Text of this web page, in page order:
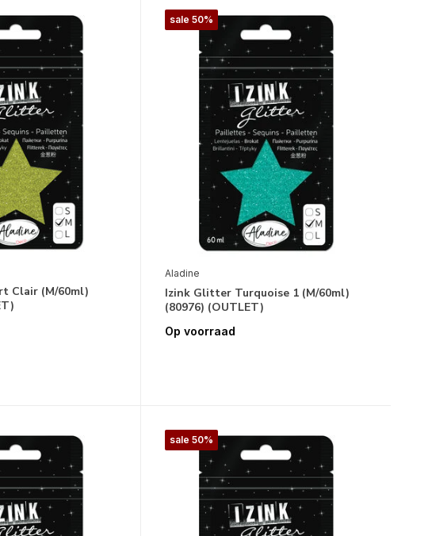
Clair (M/60ml)
sale 50%
Aladine
Izink Glitter Turquoise 1 (M/60ml)
(80976) (OUTLET)
Op voorraad
sale 50%